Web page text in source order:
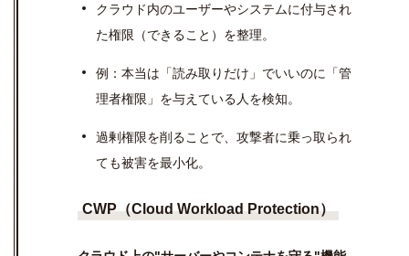
クラウド内のユーザーやシステムに付与され
た権限（できること）を整理。
例：本当は「読み取りだけ」でいいのに「管
理者権限」を与えている人を検知。
過剰権限を削ることで、攻撃者に乗っ取られ
ても被害を最小化。
CWP（Cloud Workload Protection）